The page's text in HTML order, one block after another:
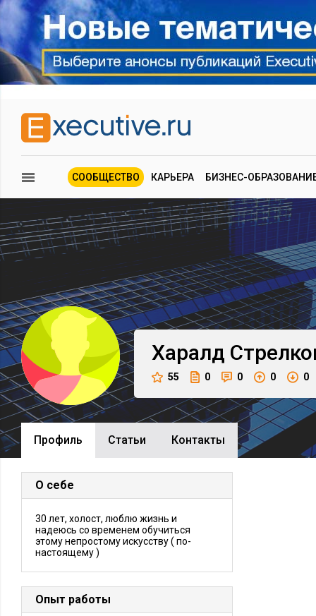
СООБЩЕСТВО КАРЬЕРА БИЗНЕС-
Харалд
55 0 0 0 0
Профиль Cтатьи Контакты
О себе
30 лет, холост, люблю жизнь и
надеюсь со временем обучиться
этому непростому искусству ( по-
настоящему )
Опыт работы